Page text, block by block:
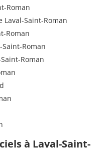
Roman
Saint-Roman
Roman
Roman
Roman
à Laval-Saint-